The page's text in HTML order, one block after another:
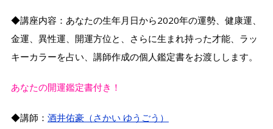
◆講座内容：あなたの生年月日から2020年の運勢、健康運、
金運、異性運、開運方位と、さらに生まれ持った才能、ラッ
キーカラーを占い、講師作成の個人鑑定書をお渡しします。
あなたの開運鑑定書付き！
◆講師： 酒井佑豪（さかい ゆうごう）